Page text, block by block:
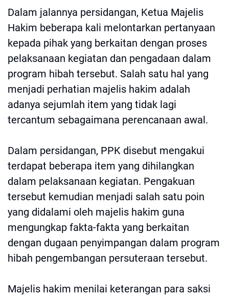
Dalam jalannya persidangan, Ketua Majelis
Hakim beberapa kali melontarkan pertanyaan
kepada pihak yang berkaitan dengan proses
pelaksanaan kegiatan dan pengadaan dalam
program hibah tersebut. Salah satu hal yang
menjadi perhatian majelis hakim adalah
adanya sejumlah item yang tidak lagi
tercantum sebagaimana perencanaan awal.
Dalam persidangan, PPK disebut mengakui
terdapat beberapa item yang dihilangkan
dalam pelaksanaan kegiatan. Pengakuan
tersebut kemudian menjadi salah satu poin
yang didalami oleh majelis hakim guna
mengungkap fakta-fakta yang berkaitan
dengan dugaan penyimpangan dalam program
hibah pengembangan persuteraan tersebut.
Majelis hakim menilai keterangan para saksi